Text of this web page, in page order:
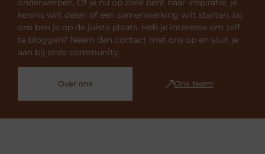
onderwerpen. Of je nu op zoek bent naar inspiratie, je
kennis wilt delen of een samenwerking wilt starten, bij
ons ben je op de juiste plaats. Heb je interesse om zelf
te bloggen? Neem dan contact met ons op en sluit je
aan bij onze community.
Over ons Ons team